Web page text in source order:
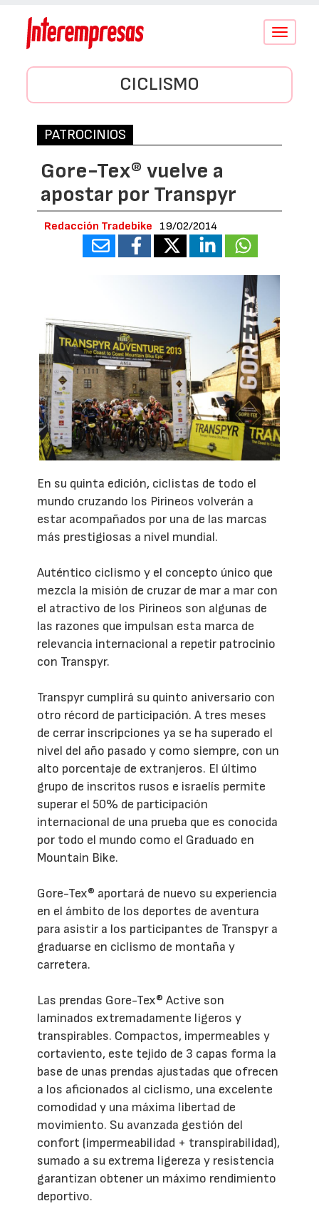
Conmutar
CICLISMO
PATROCINIOS
Gore-Tex® vuelve a
apostar por Transpyr
Redacción Tradebike 19/02/2014
En su quinta edición, ciclistas de todo el
mundo cruzando los Pirineos volverán a
estar acompañados por una de las marcas
más prestigiosas a nivel mundial.
Auténtico ciclismo y el concepto único que
mezcla la misión de cruzar de mar a mar con
el atractivo de los Pirineos son algunas de
las razones que impulsan esta marca de
relevancia internacional a repetir patrocinio
con Transpyr.
Transpyr cumplirá su quinto aniversario con
otro récord de participación. A tres meses
de cerrar inscripciones ya se ha superado el
nivel del año pasado y como siempre, con un
alto porcentaje de extranjeros. El último
grupo de inscritos rusos e israelís permite
superar el 50% de participación
internacional de una prueba que es conocida
por todo el mundo como el Graduado en
Mountain Bike.
Gore-Tex® aportará de nuevo su experiencia
en el ámbito de los deportes de aventura
para asistir a los participantes de Transpyr a
graduarse en ciclismo de montaña y
carretera.
Las prendas Gore-Tex® Active son
laminados extremadamente ligeros y
transpirables. Compactos, impermeables y
cortaviento, este tejido de 3 capas forma la
base de unas prendas ajustadas que ofrecen
a los aficionados al ciclismo, una excelente
comodidad y una máxima libertad de
movimiento. Su avanzada gestión del
confort (impermeabilidad + transpirabilidad),
sumado a su extrema ligereza y resistencia
garantizan obtener un máximo rendimiento
deportivo.